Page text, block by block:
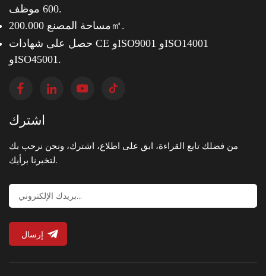
600 موظف.
مساحة المصنع 200.000㎡.
حصل على شهادات CE وISO9001 وISO14001
وISO45001.
اشترك
من فضلك تابع القراءة، ابق على اطلاع، اشترك، ونحن نرحب بك
لتخبرنا برأيك.
إرسال